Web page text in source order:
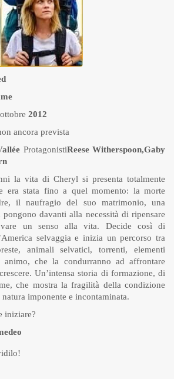
2012
ancora prevista
ProtagonistiReese Witherspoon,Gaby
la vita di Cheryl si presenta totalmente
era stata fino a quel momento: la morte
il naufragio del suo matrimonio, una
davanti alla necessità di ripensare
un senso alla vita. Decide così di
selvaggia e inizia un percorso tra
animali selvatici, torrenti, elementi
che la condurranno ad affrontare
Un’intensa storia di formazione, di
che mostra la fragilità della condizione
imponente e incontaminata.
iniziare?